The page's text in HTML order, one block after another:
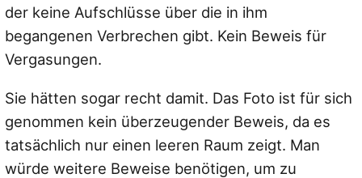
der keine Aufschlüsse über die in ihm
begangenen Verbrechen gibt. Kein Beweis für
Vergasungen.
Sie hätten sogar recht damit. Das Foto ist für sich
genommen kein überzeugender Beweis, da es
tatsächlich nur einen leeren Raum zeigt. Man
würde weitere Beweise benötigen, um zu